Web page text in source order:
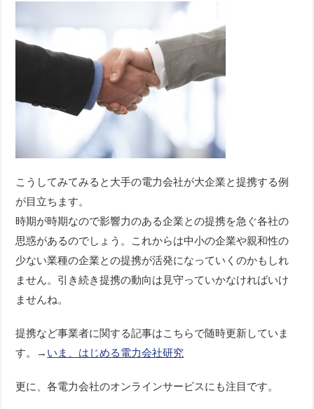
こうしてみてみると大手の電力会社が大企業と提携する例
が目立ちます。
時期が時期なので影響力のある企業との提携を急ぐ各社の
思惑があるのでしょう。これからは中小の企業や親和性の
少ない業種の企業との提携が活発になっていくのかもしれ
ません。引き続き提携の動向は見守っていかなければいけ
ませんね。
提携など事業者に関する記事はこちらで随時更新していま
す。→ いま、はじめる電力会社研究
更に、各電力会社のオンラインサービスにも注目です。